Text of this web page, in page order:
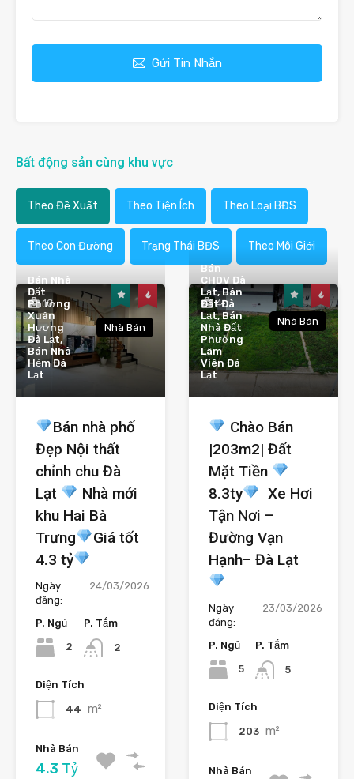
Gửi Tin Nhắn
Bất động sản cùng khu vực
Theo Đề Xuất Theo Tiện Ích Theo Loại BĐS
Theo Con Đường Trạng Thái BĐS Theo Môi Giới
10
Bán Nhà
Đất
Phường
Xuân
Hương
Đà Lạt,
Bán Nhà
Hẻm Đà
Lạt
Nhà Bán
Bán nhà phố
Đẹp Nội thất
chỉnh chu Đà
Lạt
Nhà mới
khu Hai Bà
Trưng
Giá tốt
4.3 tỷ
Ngày
đăng:
24/03/2026
P. Ngủ
2
P. Tắm
2
Diện Tích
44 m²
Nhà Bán
4.3 Tỷ
4
Bán
CHDV Đà
Lạt, Bán
Đất Đà
Lạt, Bán
Nhà Đất
Phường
Lâm
Viên Đà
Lạt
Nhà Bán
Chào Bán
|203m2| Đất
Mặt Tiền
8.3ty
Xe Hơi
Tận Nơi –
Đường Vạn
Hạnh– Đà Lạt
Ngày
đăng:
23/03/2026
P. Ngủ
5
P. Tắm
5
Diện Tích
203 m²
Nhà Bán